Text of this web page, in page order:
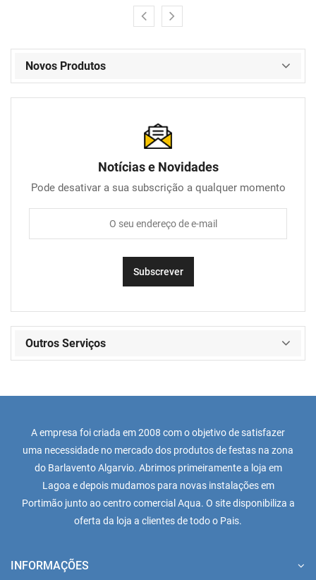
Novos Produtos
Notícias e Novidades
Pode desativar a sua subscrição a qualquer momento
Outros Serviços
A empresa foi criada em 2008 com o objetivo de satisfazer
uma necessidade no mercado dos produtos de festas na zona
do Barlavento Algarvio. Abrimos primeiramente a loja em
Lagoa e depois mudamos para novas instalações em
Portimão junto ao centro comercial Aqua. O site disponibiliza a
oferta da loja a clientes de todo o Pais.
INFORMAÇÕES